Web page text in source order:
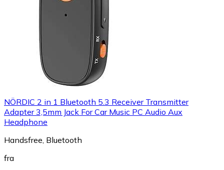
NÖRDIC 2 in 1 Bluetooth 5.3 Receiver Transmitter
Adapter 3,5mm Jack For Car Music PC Audio Aux
Headphone
Handsfree, Bluetooth
fra